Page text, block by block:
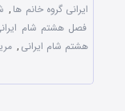
ایرانی گروه خانم ها ,
فصل هشتم شام
هشتم شام ایرانی ,